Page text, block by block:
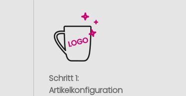
Schritt 1:
Artikelkonfiguration